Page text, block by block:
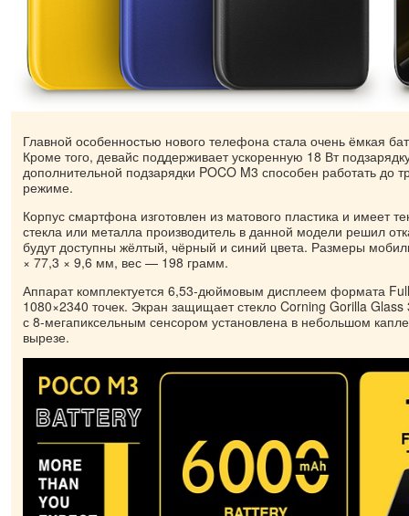
Главной особенностью нового телефона стала очень ёмкая
Кроме того, девайс поддерживает ускоренную 18 Вт
дополнительной подзарядки POCO M3 способен работать до
режиме.
Корпус смартфона изготовлен из матового пластика и имеет
стекла или металла производитель в данной модели решил
будут доступны жёлтый, чёрный и синий цвета. Размеры
× 77,3 × 9,6 мм, вес — 198 грамм.
Аппарат комплектуется 6,53-дюймовым дисплеем формата
1080×2340 точек. Экран защищает стекло Corning Gorilla
с 8-мегапиксельным сенсором установлена в небольшом
вырезе.